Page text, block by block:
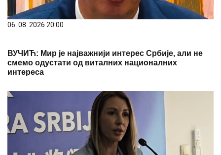
06. 08. 2026 20:00
ВУЧИЋ: Мир је најважнији интерес Србије, али не
смемо одустати од виталних националних
интереса